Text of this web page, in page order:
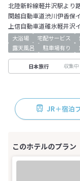
北陸新幹線軽井沢駅より
関越自動車道渋川伊香保
上信自動車道碓氷軽井沢
大浴場 宅配サービス
露天風呂
駐車場有り
日本旅行 収集中
JR＋宿泊